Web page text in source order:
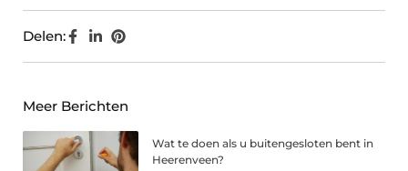
Delen:
Meer Berichten
Wat te doen als u buitengesloten bent in
Heerenveen?